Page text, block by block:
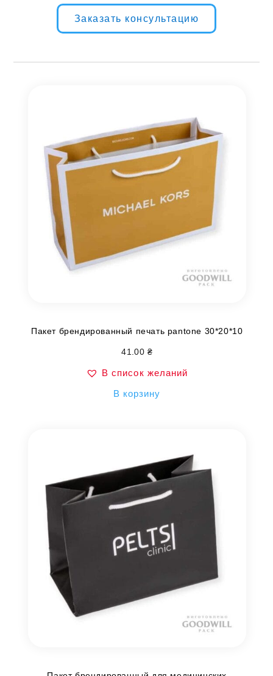
Заказать консультацию
Пакет брендированный печать pantone 30*20*10
41.00 ₴
В список желаний
В корзину